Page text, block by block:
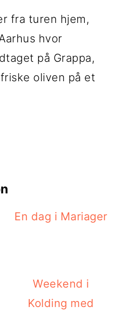
fra turen hjem,
hvor
på Grappa,
oliven på et
En dag i Mariager
Weekend i
Kolding med